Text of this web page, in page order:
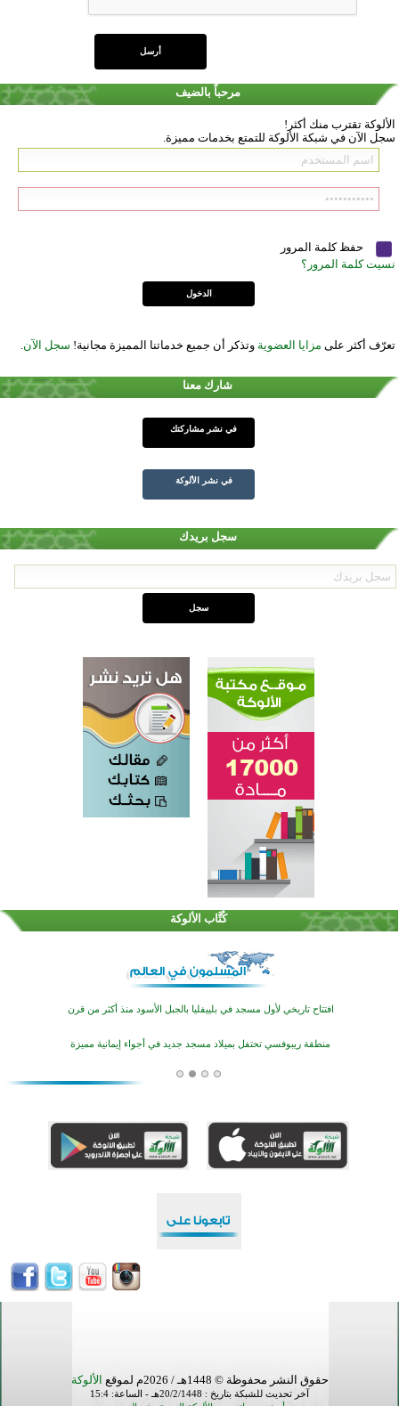
مرحباً بالضيف
الألوكة تقترب منك أكثر!
سجل الآن في شبكة الألوكة للتمتع بخدمات مميزة.
حفظ كلمة المرور
نسيت كلمة المرور؟
تعرّف أكثر على مزايا العضوية وتذكر أن جميع خدماتنا المميزة مجانية! سجل الآن
شارك معنا
في نشر مشاركتك
في نشر الألوكة
سجل بريدك
كُتَّاب الألوكة
اختتام الدورة التاسعة لمسابقة حفظ وتلاوة القرآن الكريم في أزناكاييف
تيسليتش تختتم برنامجا تعليميا لتعزيز القيم وبناء الشخصية للشباب المسلمين
اختتام منافسات قرآنية متميزة في بنغلاديش بمشاركة 3000 متسابق
افتتاح تاريخي لأول مسجد في بلييفليا بالجبل الأسود منذ أكثر من قرن
منطقة ريبوفسي تحتفل بميلاد مسجد جديد في أجواء إيمانية مميزة
أكبر مشروع إسلامي في ريف أستراليا يفتتح أبوابه بعد سنوات من العمل والعطاء
اختتام الدورة التاسعة لمسابقة حفظ وتلاوة القرآن الكريم في أزناكاييف
حقوق النشر محفوظة © 1448هـ / 2026م لموقع الألوكة
آخر تحديث للشبكة بتاريخ : 20/2/1448هـ - الساعة: 15:4